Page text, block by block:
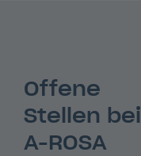
Offene
Stellen bei
A-ROSA